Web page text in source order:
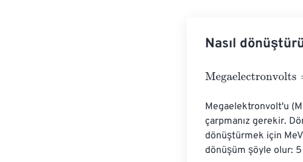
Nasıl
Megaelectronvolts=
Megaelektronvolt'u
çarpmanız gerekir.
dönüştürmek için
dönüşüm şöyle olur: